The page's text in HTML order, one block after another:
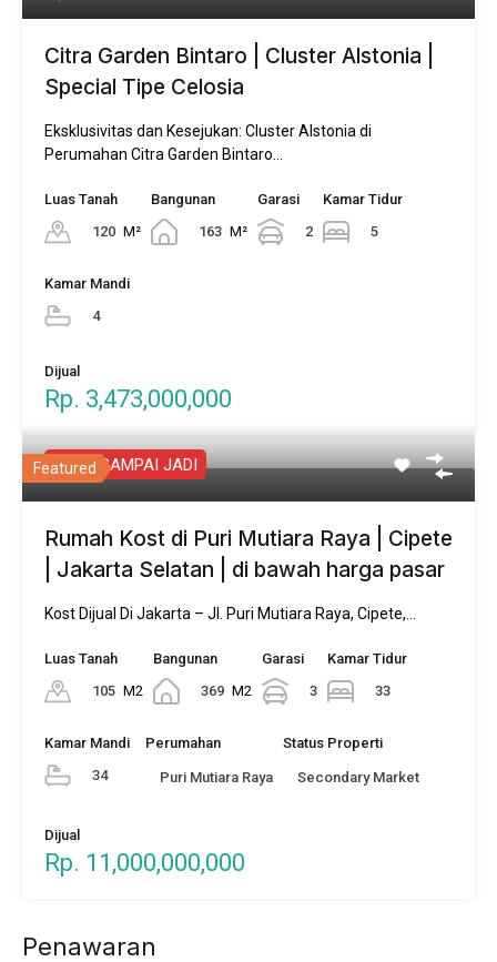
Citra Garden Bintaro | Cluster Alstonia |
Special Tipe Celosia
Eksklusivitas dan Kesejukan: Cluster Alstonia di
Perumahan Citra Garden Bintaro…
Luas Tanah
120 M²
Bangunan
163 M²
Garasi
2
Kamar Tidur
5
Kamar Mandi
4
Dijual
Rp. 3,473,000,000
Featured
NEGO SAMPAI JADI
Rumah Kost di Puri Mutiara Raya | Cipete
| Jakarta Selatan | di bawah harga pasar
Kost Dijual Di Jakarta – Jl. Puri Mutiara Raya, Cipete,…
Luas Tanah
105 M2
Bangunan
369 M2
Garasi
3
Kamar Tidur
33
Kamar Mandi
34
Perumahan
Puri Mutiara Raya
Status Properti
Secondary Market
Dijual
Rp. 11,000,000,000
Penawaran